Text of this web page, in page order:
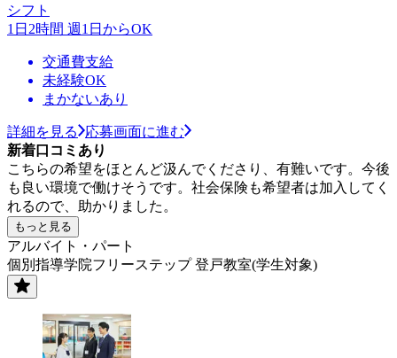
シフト
1日2時間 週1日からOK
交通費支給
未経験OK
まかないあり
詳細を見る
応募画面に進む
新着口コミあり
こちらの希望をほとんど汲んでくださり、有難いです。今後
も良い環境で働けそうです。社会保険も希望者は加入してく
れるので、助かりました。
もっと見る
アルバイト・パート
個別指導学院フリーステップ 登戸教室(学生対象)